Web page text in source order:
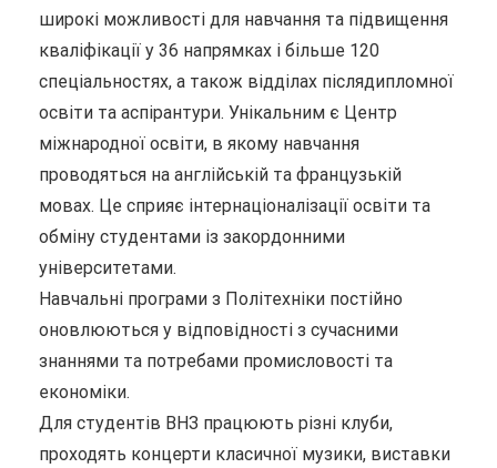
широкі можливості для навчання та підвищення
кваліфікації у 36 напрямках і більше 120
спеціальностях, а також відділах післядипломної
освіти та аспірантури. Унікальним є Центр
міжнародної освіти, в якому навчання
проводяться на англійській та французькій
мовах. Це сприяє інтернаціоналізації освіти та
обміну студентами із закордонними
університетами.
Навчальні програми з Політехніки постійно
оновлюються у відповідності з сучасними
знаннями та потребами промисловості та
економіки.
Для студентів ВНЗ працюють різні клуби,
проходять концерти класичної музики, виставки